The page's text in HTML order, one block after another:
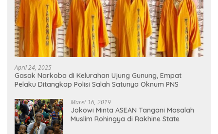
April 24, 2025
Gasak Narkoba di Kelurahan Ujung Gunung, Empat
Pelaku Ditangkap Polisi Salah Satunya Oknum PNS
Maret 16, 2019
Jokowi Minta ASEAN Tangani Masalah
Muslim Rohingya di Rakhine State